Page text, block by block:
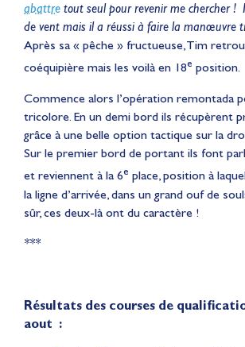
abattre tout seul pour revenir me chercher !
de vent mais il a réussi à faire la manœuvre
Après sa « pêche » fructueuse, Tim
coéquipière mais les voilà en 18e position.
Commence alors l’opération remontada
tricolore. En un demi bord ils récupèrent
grâce à une belle option tactique sur la
Sur le premier bord de portant ils font
et reviennent à la 6e place, position à
la ligne d’arrivée, dans un grand ouf de
sûr, ces deux-là ont du caractère !
***
Résultats des courses de
aout :